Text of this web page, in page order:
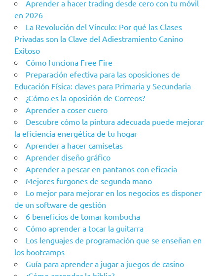
Aprender a hacer trading desde cero con tu móvil
en 2026
La Revolución del Vínculo: Por qué las Clases
Privadas son la Clave del Adiestramiento Canino
Exitoso
Cómo funciona Free Fire
Preparación efectiva para las oposiciones de
Educación Física: claves para Primaria y Secundaria
¿Cómo es la oposición de Correos?
Aprender a coser cuero
Descubre cómo la pintura adecuada puede mejorar
la eficiencia energética de tu hogar
Aprender a hacer camisetas
Aprender diseño gráfico
Aprender a pescar en pantanos con eficacia
Mejores furgones de segunda mano
Lo mejor para mejorar en los negocios es disponer
de un software de gestión
6 beneficios de tomar kombucha
Cómo aprender a tocar la guitarra
Los lenguajes de programación que se enseñan en
los bootcamps
Guía para aprender a jugar a juegos de casino